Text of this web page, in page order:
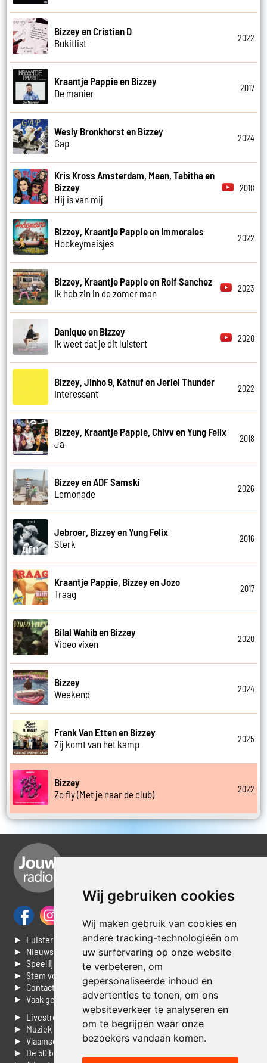
Wij gebruiken cookies
Wij maken gebruik van cookies en
andere tracking-technologieën om
uw surfervaring op onze website
te verbeteren, om
gepersonaliseerde inhoud en
advertenties te tonen, om ons
websiteverkeer te analyseren en
om te begrijpen waar onze
bezoekers vandaan komen.
Bizzey en Cristian D
Bukitlist
2022
Kraantje Pappie en Bizzey
De manier
2017
Wesly Bronkhorst en Bizzey
Gap
2024
Kris Kross Amsterdam, Maan, Tabitha en
Bizzey
Hij is van mij
2018
Bizzey, Kraantje Pappie en Immorales
Hockeymeisjes
2022
Bizzey, Kraantje Pappie en Rolf Sanchez
Ik heb zin in de zomer man
2023
Danique en Bizzey
Ik weet dat je dit luistert
2020
Bizzey, Jinho 9, Katnuf en Jeriel Thunder
Interessant
2022
Bizzey, Kraantje Pappie, Chivv en Yung Felix
Ja
2018
Bizzey en ADF Samski
Lemonade
2026
Jebroer, Bizzey en Yung Felix
Sterk
2016
Kraantje Pappie, Bizzey en Jozo
Traag
2017
Bilal Wahib en Bizzey
Video vixen
2020
Bizzey
Weekend
2024
Frank Van Etten en Bizzey
Zij komt van het kamp
2025
Bizzey
Zo fly (Met je naar de club)
2022
► Luisteren naar Jouwradio
► Nieuws
► Speellijst
► Stem voor de Dag top 3
► Contacteer ons
► Vaak gestelde vragen
► Livestream informatie
► Muziek opzoeken
► Vlaamse 100 Aller tijden
► De 50 beste van...